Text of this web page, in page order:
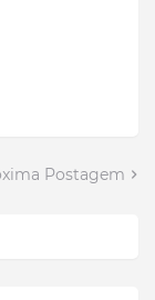
Postagem